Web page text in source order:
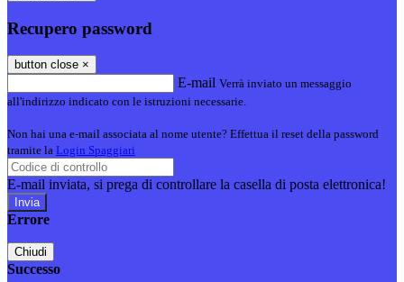
Recupero password
button close ×
E-mail Verrà inviato un messaggio
all'indirizzo indicato con le istruzioni necessarie.
Non hai una e-mail associata al nome utente? Effettua il reset della password
tramite la Login Spaggiari
E-mail inviata, si prega di controllare la casella di posta elettronica!
Errore
Chiudi
Successo